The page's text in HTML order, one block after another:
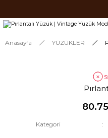
Tüm siparişlerde 1000
Anasayfa YÜZÜKLER
Kategori